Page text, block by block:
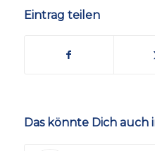
Eintrag teilen
Das könnte Dich auch